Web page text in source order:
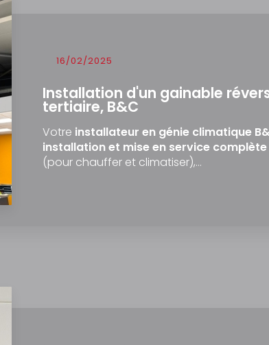
16/02/2025
Installation d'un gainable
tertiaire, B&C
Votre installateur en génie climatique
installation et mise en service
(pour chauffer et climatiser),…